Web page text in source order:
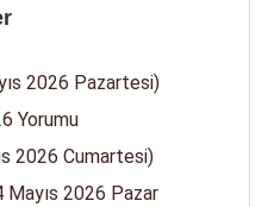
2026 Pazartesi)
Yorumu
2026 Cumartesi)
Mayıs 2026 Pazar